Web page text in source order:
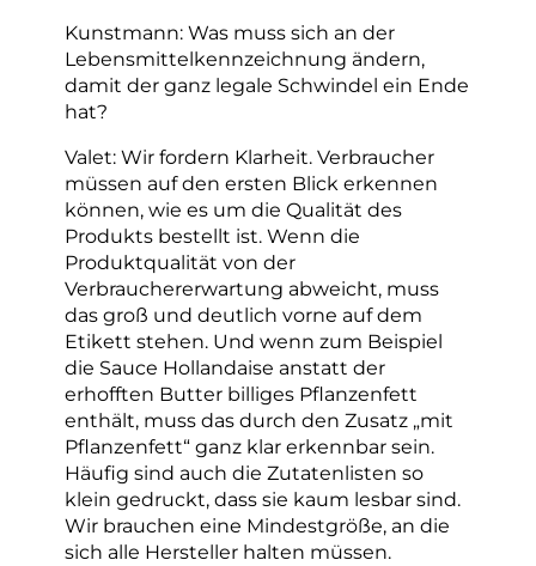
Kunstmann: Was muss sich an der
Lebensmittelkennzeichnung ändern,
damit der ganz legale Schwindel ein Ende
hat?
Valet: Wir fordern Klarheit. Verbraucher
müssen auf den ersten Blick erkennen
können, wie es um die Qualität des
Produkts bestellt ist. Wenn die
Produktqualität von der
Verbrauchererwartung abweicht, muss
das groß und deutlich vorne auf dem
Etikett stehen. Und wenn zum Beispiel
die Sauce Hollandaise anstatt der
erhofften Butter billiges Pflanzenfett
enthält, muss das durch den Zusatz „mit
Pflanzenfett“ ganz klar erkennbar sein.
Häufig sind auch die Zutatenlisten so
klein gedruckt, dass sie kaum lesbar sind.
Wir brauchen eine Mindestgröße, an die
sich alle Hersteller halten müssen.